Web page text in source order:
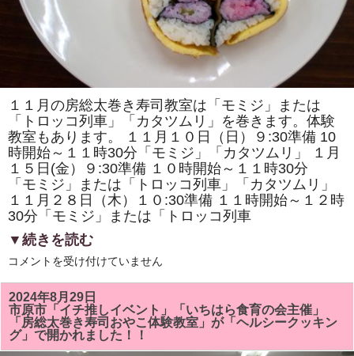
す。
１１月の房総太巻き寿司教室は「モミジ」または
「トロッコ列車」「カタツムリ」を巻きます。体験
教室もあります。 １１月１０日（日）９:30準備 10
時開始～１１時30分「モミジ」「カタツムリ」 １月
１５日(金）９:30準備 １０時開始～１１時30分
「モミジ」または「トロッコ列車」「カタツムリ」
１１月２８日（木）１０:30準備 １１時開始～１２時
30分「モミジ」または「トロッコ列車
▼続きを読む
１
月
の
房
総
太
巻
き
コメントを受け付けていません
2024年8月29日
市原市「イチ推しイベント」「いちはら食育の会主催」
「房総太巻き寿司おやこ体験教室」が「ヘルシークッキン
グ」で開かれました！！